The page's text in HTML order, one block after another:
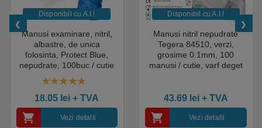
Disponibil cu A.I.​!
Manusi examinare, nitril,
albastre, de unica
folosinta, Protect Blue,
nepudrate, 100buc / cutie
pentru medical, HoReCa,
saloane si domeniul
industrial, calitate premium
18.05 lei + TVA
Vezi detalii
Disponibil cu A.I.​!
Manusi nitril nepudrate
Tegera 84510, verzi,
grosime 0.1mm, 100
manusi / cutie, varf deget
43.69 lei+ TVA
Vezi detalii